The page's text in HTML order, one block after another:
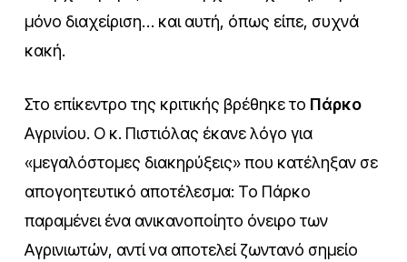
μόνο διαχείριση… και αυτή, όπως είπε, συχνά
κακή.
Στο επίκεντρο της κριτικής βρέθηκε το Πάρκο
Αγρινίου. Ο κ. Πιστιόλας έκανε λόγο για
«μεγαλόστομες διακηρύξεις» που κατέληξαν σε
απογοητευτικό αποτέλεσμα: Το Πάρκο
παραμένει ένα ανικανοποίητο όνειρο των
Αγρινιωτών, αντί να αποτελεί ζωντανό σημείο